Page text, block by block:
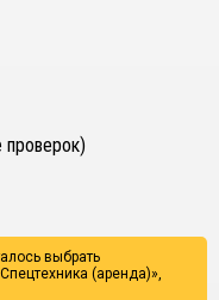
выбрать
(аренда)»,